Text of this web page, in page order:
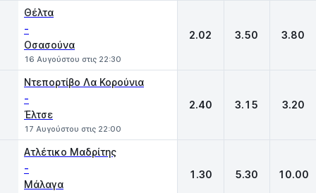
Θέλτα
-
Οσασούνα
16 Αυγούστου στις 22:30
2.02 3.50 3.80
Ντεπορτίβο Λα Κορούνια
-
Έλτσε
17 Αυγούστου στις 22:00
2.40 3.15 3.20
Ατλέτικο Μαδρίτης
-
Μάλαγα
1.30 5.30 10.00